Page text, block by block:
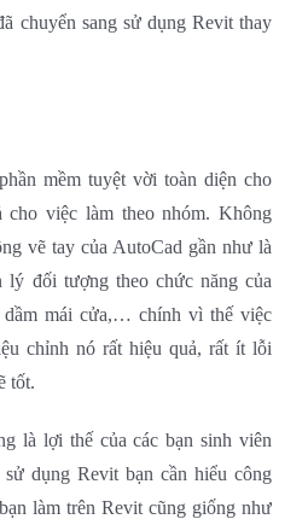
chuyển sang sử dụng Revit thay
mềm tuyệt vời toàn diện cho
việc làm theo nhóm. Không
vẽ tay của AutoCad gần như là
đối tượng theo chức năng của
mái cửa,… chính vì thế việc
chỉnh nó rất hiệu quả, rất ít lỗi
tốt.
là lợi thế của các bạn sinh viên
dụng Revit bạn cần hiểu công
làm trên Revit cũng giống như